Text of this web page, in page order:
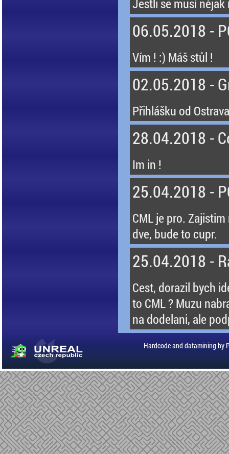
Jestli se musí
06.05.2018 -
Vím ! :) Máš stůl !
02.05.2018 -
Přihlášku od
28.04.2018 -
Im in !
25.04.2018 -
CML je pro.
dve, bude to cupr.
25.04.2018 -
Cest, dorazil bych
to CML ? Muzu
na dodelani, ale
Hardcode and datamining by